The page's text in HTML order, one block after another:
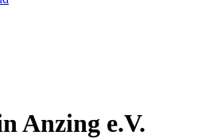
Anzing e.V.